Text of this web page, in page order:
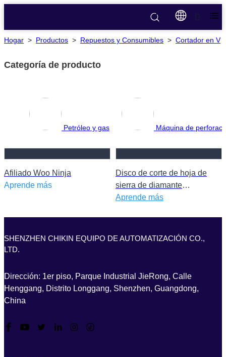
Hogar > Productos > Repuestos y Consumibles > Cortador en V
Categoría de producto
Petróleo y gas Máquina de
Afiliado Woo Ninja
Aprende más
Disco de corte de hoja de
sierra de diamante
51x48TX30X30X2.4 Hoja de
PCB Hoja de corte en V
Aprende más
SHENZHEN CHIKIN EQUIPO DE AUTOMATIZACIÓN CO.,
LTD.
Dirección: 1er piso, Parque Industrial JieRong, Calle
Henggang, Distrito Longgang, Shenzhen, Guangdong,
China